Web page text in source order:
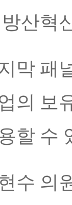
산혁
막 패
의 보
할 수
수 의